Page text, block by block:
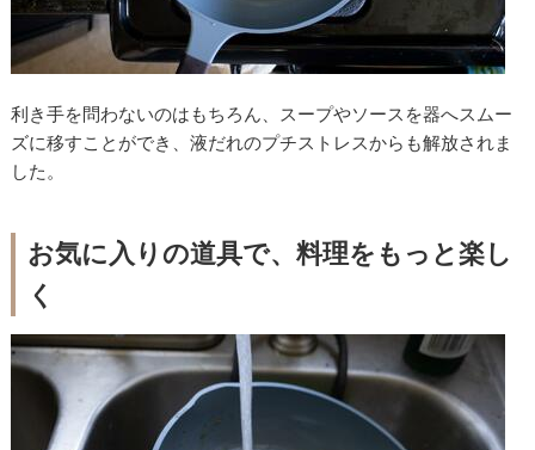
利き手を問わないのはもちろん、スープやソースを器へスムー
ズに移すことができ、液だれのプチストレスからも解放されま
した。
お気に入りの道具で、料理をもっと楽し
く